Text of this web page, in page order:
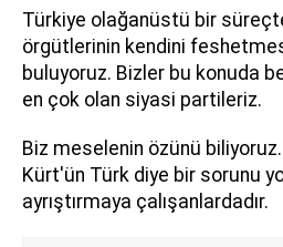
Türkiye olağanüstü bir
örgütlerinin kendini
buluyoruz. Bizler bu konuda
en çok olan siyasi partileriz.
Biz meselenin özünü
Kürt'ün Türk diye bir sorunu
ayrıştırmaya çalışanlardadır.